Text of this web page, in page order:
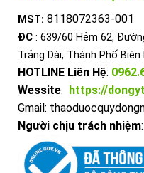
MST: 8118072363-001
ĐC : 639/60 Hẻm 62,
Trảng Dài, Thành Phố
HOTLINE Liên Hệ:
Wessite: https://
Gmail:
Người chịu trách nhiệm